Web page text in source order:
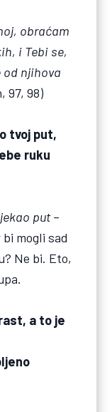
obraćam
i Tebi se,
od njihova
97, 98)
tvoj put,
ruku
put–
mogli sad
Ne bi. Eto,
a to je